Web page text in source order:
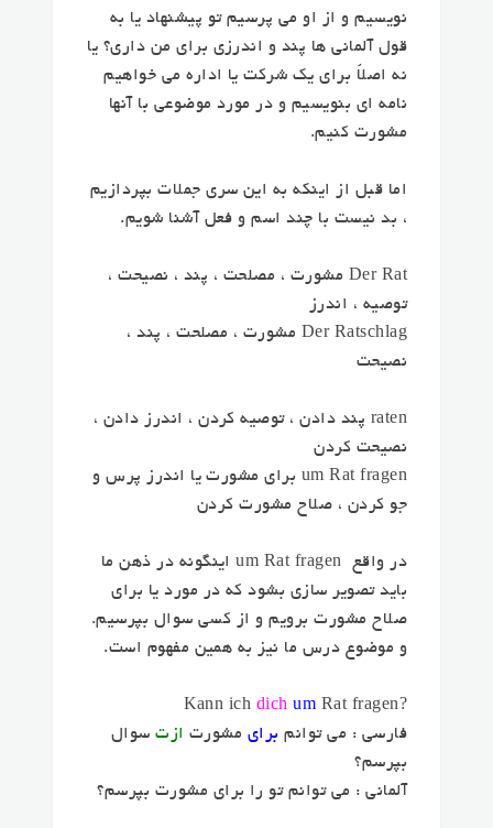
نویسیم و از او می پرسیم تو پیشنهاد یا به
قول آلمانی ها پند و اندرزی برای من داری؟ یا
نه اصلاً برای یک شرکت یا اداره می خواهیم
نامه ای بنویسیم و در مورد موضوعی با آنها
مشورت کنیم.
اما قبل از اینکه به این سری جملات بپردازیم
، بد نیست با چند اسم و فعل آشنا شویم.
Der Rat مشورت ، مصلحت ، پند ، نصیحت ،
توصیه ، اندرز
Der Ratschlag مشورت ، مصلحت ، پند ،
نصیحت
raten پند دادن ، توصیه کردن ، اندرز دادن ،
نصیحت کردن
um Rat fragen برای مشورت یا اندرز پرس و
جو کردن ، صلاح مشورت کردن
در واقع um Rat fragen اینگونه در ذهن ما
باید تصویر سازی بشود که در مورد یا برای
صلاح مشورت برویم و از کسی سوال بپرسیم.
و موضوع درس ما نیز به همین مفهوم است.
?Kann ich
dich um Rat fragen
فارسی : می توانم برای مشورت ازتسوال
بپرسم؟
آلمانی : می توانم تو را برای مشورت بپرسم؟